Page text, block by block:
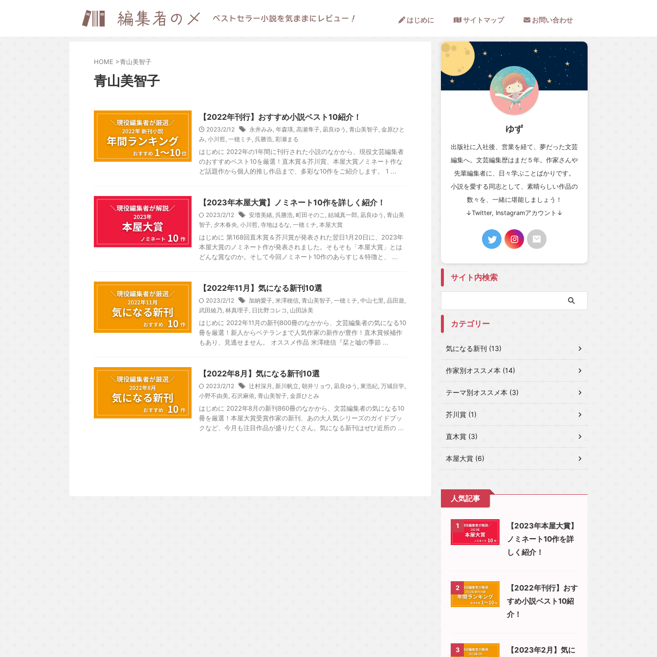
はじめに サイトマップ お問い合わせ
HOME >青山美智子
青山美智子
【2022年刊行】おすすめ小説ベスト10紹介！
2023/2/12 永井みみ, 年森瑛, 高瀬隼子, 凪良ゆう , 青山美智子, 金原ひと
み, 小川哲, 一穂ミチ, 呉勝浩, 彩瀬まる
はじめに 2022年の1年間に刊行された小説のなかから、現役文芸編集者
のおすすめベスト10を厳選！直木賞＆芥川賞、本屋大賞ノミネート作な
ど話題作から個人的推し作品まで、多彩な10作をご紹介します。 1 ...
【2023年本屋大賞】ノミネート10作を詳しく紹介！
2023/2/12 安壇美緒, 呉勝浩, 町田そのこ , 結城真一郎, 凪良ゆう , 青山美
智子, 夕木春央, 小川哲, 寺地はるな, 一穂ミチ, 本屋大賞
はじめに 第168回直木賞＆芥川賞が発表された翌日1月20日に、2023年
本屋大賞のノミネート作が発表されました。そもそも「本屋大賞」とは
どんな賞なのか。そして今回ノミネート10作のあらすじ＆特徴と、 ...
【2022年11月】気になる新刊10選
2023/2/12 加納愛子, 米澤穂信, 青山美智子, 一穂ミチ, 中山七里 , 品田遊,
武田綾乃, 林真理子, 日比野コレコ , 山田詠美
はじめに 2022年11月の新刊800冊のなかから、文芸編集者の気になる10
冊を厳選！新人からベテランまで人気作家の新作が豊作！直木賞候補作
もあり、見逃せません。 オススメ作品 米澤穂信『栞と嘘の季節 ...
【2022年8月】気になる新刊10選
2023/2/12 辻村深月 , 新川帆立, 朝井リョウ, 凪良ゆう , 東浩紀, 万城目学,
小野不由美, 石沢麻依, 青山美智子, 金原ひとみ
はじめに 2022年8月の新刊860冊のなかから、文芸編集者の気になる10
冊を厳選！本屋大賞受賞作家の新刊、あの大人気シリーズのガイドブッ
クなど、今月も注目作品が盛りだくさん。気になる新刊はぜひ近所の ...
ゆず
出版社に入社後、営業を経て、夢だった文芸
編集へ。文芸編集歴はまだ５年。作家さんや
先輩編集者に、日々学ぶことばかりです。
小説を愛する同志として、素晴らしい作品の
数々を、一緒に堪能しましょう！
↓Twitter, Instagramアカウント↓
サイト内検索
カテゴリー
気になる新刊 (13)
作家別オススメ本 (14)
テーマ別オススメ本 (3)
芥川賞 (1)
直木賞 (3)
本屋大賞 (6)
人気記事
1
【2023年本屋大賞】
ノミネート10作を詳
しく紹介！
2
【2022年刊行】おす
すめ小説ベスト10紹
介！
3 【2023年2月】気に